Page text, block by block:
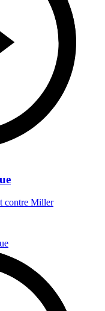
contre Miller